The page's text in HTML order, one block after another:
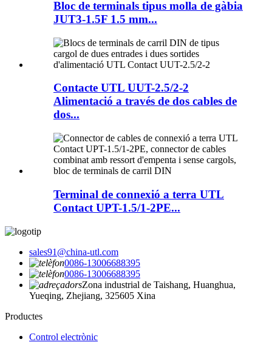
Bloc de terminals tipus molla de gàbia
JUT3-1.5F 1.5 mm...
Contacte UTL UUT-2.5/2-2
Alimentació a través de dos cables de
dos...
Terminal de connexió a terra UTL
Contact UPT-1.5/1-2PE...
sales91@china-utl.com
0086-13006688395
0086-13006688395
Zona industrial de Taishang, Huanghua,
Yueqing, Zhejiang, 325605 Xina
Productes
Control electrònic